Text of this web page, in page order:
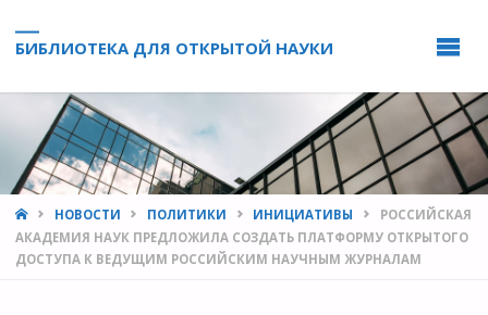
БИБЛИОТЕКА ДЛЯ ОТКРЫТОЙ НАУКИ
HOMEНОВОСТИ ПОЛИТИКИ ИНИЦИАТИВЫ
РОССИЙСКАЯ
АКАДЕМИЯ НАУК ПРЕДЛОЖИЛА СОЗДАТЬ ПЛАТФОРМУ ОТКРЫТОГО
ДОСТУПА К ВЕДУЩИМ РОССИЙСКИМ НАУЧНЫМ ЖУРНАЛАМ